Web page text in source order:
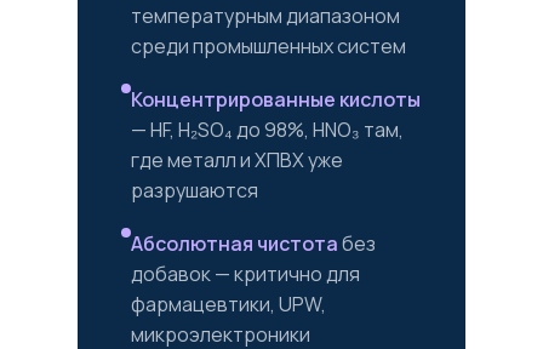
температурным диапазоном
среди промышленных систем
Концентрированные кислоты
— HF, H₂SO₄ до 98%, HNO₃ там,
где металл и ХПВХ уже
разрушаются
Абсолютная чистотабез
добавок — критично для
фармацевтики, UPW,
микроэлектроники